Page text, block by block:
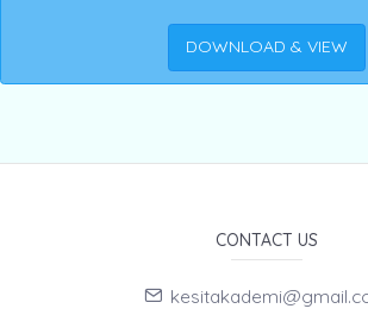
DOWNLOAD & VIEW
CONTACT US